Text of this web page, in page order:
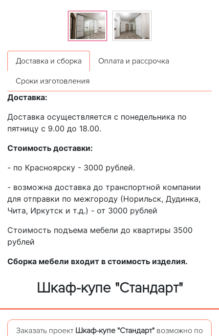
Доставка и сборка Оплата и рассрочка
Сроки изготовления
Доставка:
Доставка осуществляется с понедельника по
пятницу с 9.00 до 18.00.
Стоимость доставки:
- по Красноярску - 3000 рублей.
- возможна доставка до транспортной компании
для отправки по межгороду (Норильск, Дудинка,
Чита, Иркутск и т.д.) - от 3000 рублей
Стоимость подъема мебели до квартиры 3500
рублей
Сборка мебели входит в стоимость изделия.
Шкаф-купе "Стандарт"
Заказать проект Шкаф-купе "Стандарт" возможно по